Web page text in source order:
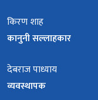
किरण शाह
कानुनी सल्लाहकार
देबराज पाध्याय
व्यवस्थापक